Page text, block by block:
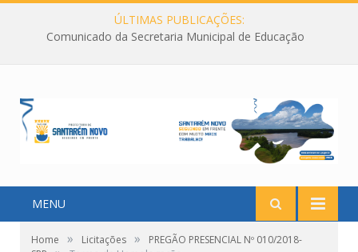
ÚLTIMAS PUBLICAÇÕES:
Comunicado da Secretaria Municipal de Educação
MENU
Home » Licitações »
PREGÃO PRESENCIAL Nº 010/2018-